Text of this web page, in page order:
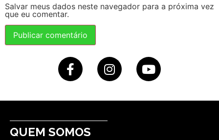
Salvar meus dados neste navegador para a próxima vez
que eu comentar.
QUEM SOMOS